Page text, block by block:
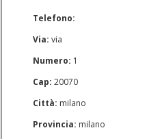
Telefono:
Via: via
Numero: 1
Cap: 20070
Città: milano
Provincia: milano